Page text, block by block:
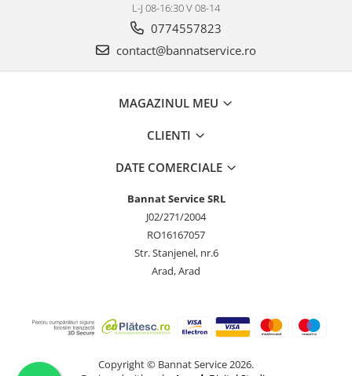
L-J 08-16:30 V 08-14
0774557823
contact@bannatservice.ro
MAGAZINUL MEU
CLIENTI
DATE COMERCIALE
Bannat Service SRL
J02/271/2004
RO16167057
Str. Stanjenel, nr.6
Arad, Arad
Copyright © Bannat Service 2026.